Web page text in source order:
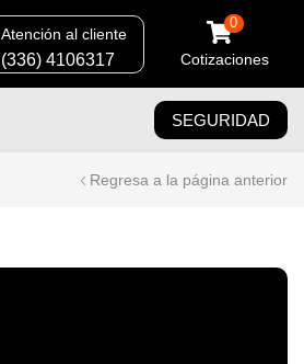
Atención al cliente
(336) 4106317
0
Cotizaciones
SEGURIDAD
Regresa a la página anterior